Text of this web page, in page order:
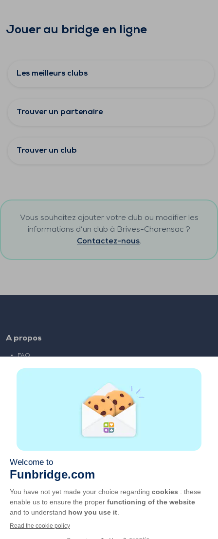
Jouer au bridge en ligne
Les meilleurs clubs
Trouver un partenaire
Trouver un club
Vous souhaitez ajouter votre club ou modifier les
informations d’un club à Brives-Charensac ?
Contactez-nous.
A propos
FAQ
Liens partenaires
CGU
Vie privée
Gérer les cookies